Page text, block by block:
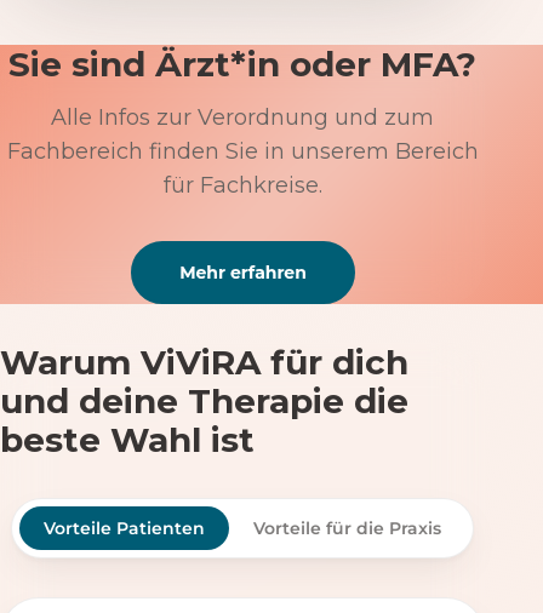
Sie sind Ärzt*in oder MFA?
Alle Infos zur Verordnung und zum
Fachbereich finden Sie in unserem Bereich
für Fachkreise.
Warum ViViRA für dich
und deine Therapie die
beste Wahl ist
Vorteile Patienten Vorteile für die Praxis